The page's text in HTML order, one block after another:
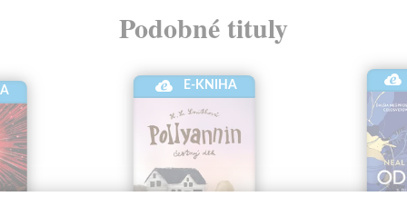
Podobné tituly
E-KNIHA